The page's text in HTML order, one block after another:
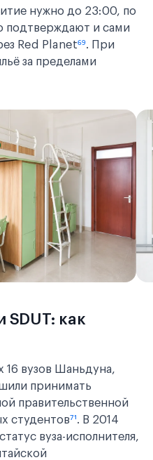
нужно до 23:00, по
подтверждают и сами
Red Planet⁶⁹. При
за пределами
SDUT: как
16 вузов Шаньдуна,
принимать
правительственной
студентов⁷¹. В 2014
вуза-исполнителя,